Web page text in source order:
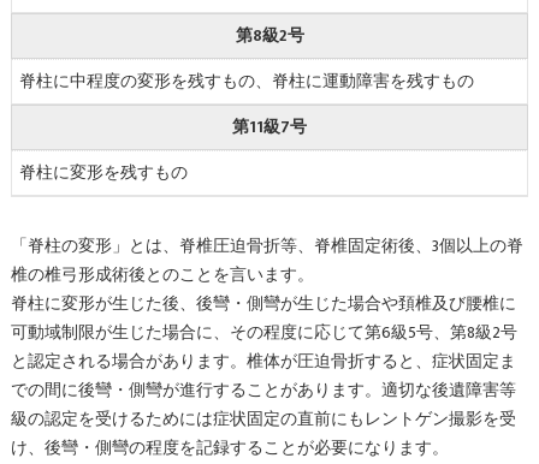
第8級2号
脊柱に中程度の変形を残すもの、脊柱に運動障害を残すもの
第11級7号
脊柱に変形を残すもの
「脊柱の変形」とは、脊椎圧迫骨折等、脊椎固定術後、3個以上の脊
椎の椎弓形成術後とのことを言います。
脊柱に変形が生じた後、後彎・側彎が生じた場合や頚椎及び腰椎に
可動域制限が生じた場合に、その程度に応じて第6級5号、第8級2号
と認定される場合があります。椎体が圧迫骨折すると、症状固定ま
での間に後彎・側彎が進行することがあります。適切な後遺障害等
級の認定を受けるためには症状固定の直前にもレントゲン撮影を受
け、後彎・側彎の程度を記録することが必要になります。